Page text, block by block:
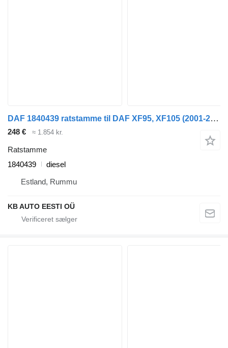
DAF 1840439 ratstamme til DAF XF95, XF105 (2001-2014) lastbil
248 € ≈ 1.854 kr.
Ratstamme
1840439
diesel
Estland, Rummu
KB AUTO EESTI OÜ